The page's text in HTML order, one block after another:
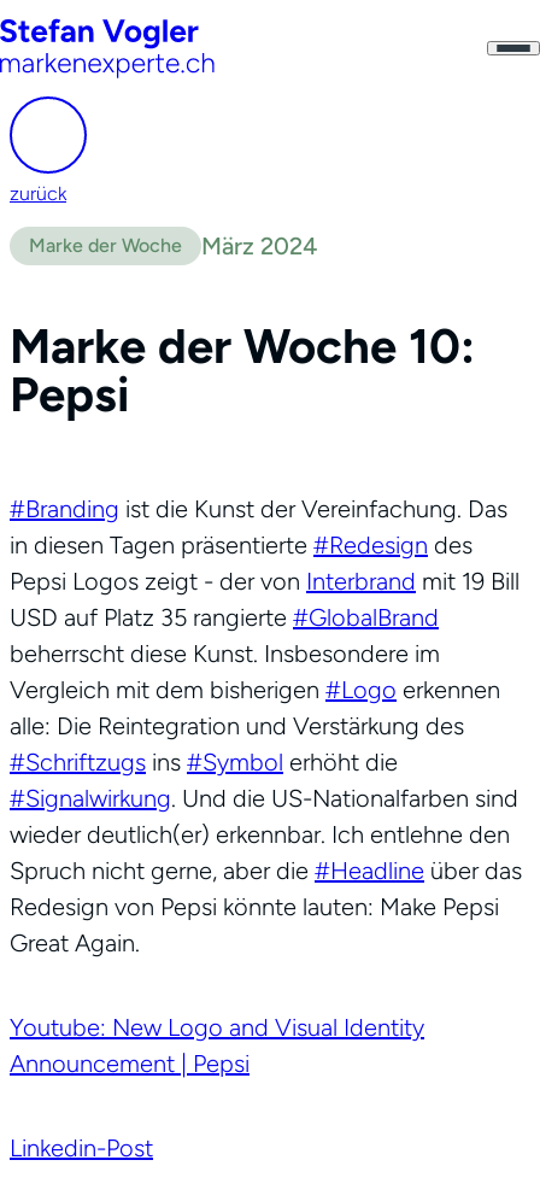
zurück
Marke der Woche März 2024
Marke der Woche 10:
Pepsi
#Branding ist die Kunst der Vereinfachung. Das
in diesen Tagen präsentierte #Redesign des
Pepsi Logos zeigt - der von Interbrand mit 19 Bill
USD auf Platz 35 rangierte #GlobalBrand
beherrscht diese Kunst. Insbesondere im
Vergleich mit dem bisherigen #Logo erkennen
alle: Die Reintegration und Verstärkung des
#Schriftzugs ins #Symbol erhöht die
#Signalwirkung. Und die US-Nationalfarben sind
wieder deutlich(er) erkennbar. Ich entlehne den
Spruch nicht gerne, aber die #Headline über das
Redesign von Pepsi könnte lauten: Make Pepsi
Great Again.
Youtube: New Logo and Visual Identity
Announcement | Pepsi
Linkedin-Post